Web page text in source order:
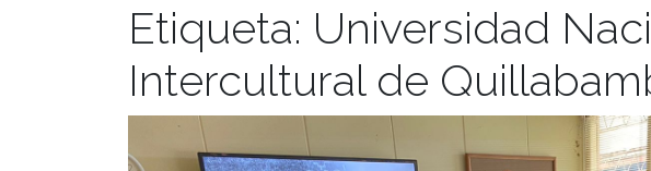
Etiqueta: Universidad
Intercultural de